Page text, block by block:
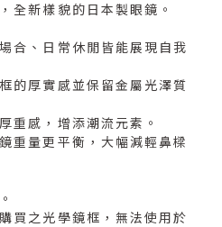
全新樣貌的日本製眼鏡。
合、日常休閒皆能展現自我
的厚實感並保留金屬光澤質
重感，增添潮流元素。
重量更平衡，大幅減輕鼻樑
買之光學鏡框，無法使用於